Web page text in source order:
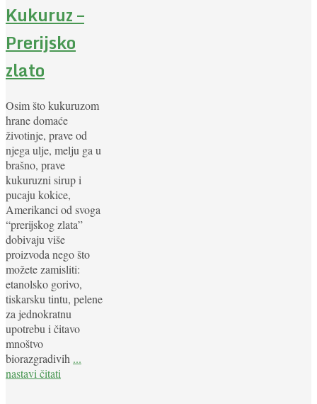
Kukuruz –
Prerijsko
zlato
Osim što kukuruzom
hrane domaće
životinje, prave od
njega ulje, melju ga u
brašno, prave
kukuruzni sirup i
pucaju kokice,
Amerikanci od svoga
“prerijskog zlata”
dobivaju više
proizvoda nego što
možete zamisliti:
etanolsko gorivo,
tiskarsku tintu, pelene
za jednokratnu
upotrebu i čitavo
mnoštvo
biorazgradivih ...
nastavi čitati